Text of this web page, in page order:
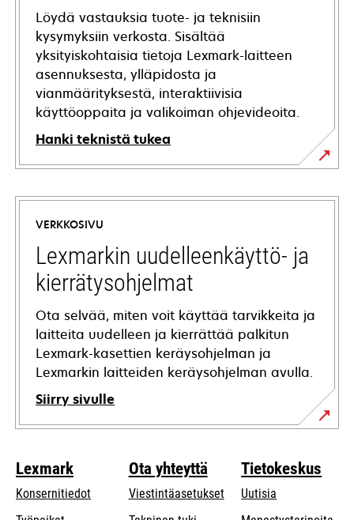
Löydä vastauksia tuote- ja teknisiin
kysymyksiin verkosta. Sisältää
yksityiskohtaisia tietoja Lexmark-laitteen
asennuksesta, ylläpidosta ja
vianmäärityksestä, interaktiivisia
käyttöoppaita ja valikoiman ohjevideoita.
Hanki teknistä tukea
opens
in
new
tab
VERKKOSIVU
Lexmarkin uudelleenkäyttö- ja
kierrätysohjelmat
Ota selvää, miten voit käyttää tarvikkeita ja
laitteita uudelleen ja kierrättää palkitun
Lexmark-kasettien keräysohjelman ja
Lexmarkin laitteiden keräysohjelman avulla.
Siirry sivulle
Lexmark
Konsernitiedot
Ota yhteyttä
Viestintäasetukset
Tietokeskus
Uutisia